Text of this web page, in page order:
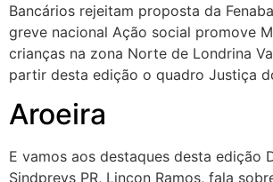
Bancários rejeitam proposta da
greve nacional Ação social promove
crianças na zona Norte de Londrina
partir desta edição o quadro Justiça
Aroeira
E vamos aos destaques desta edição
Sindprevs PR, Lincon Ramos, fala